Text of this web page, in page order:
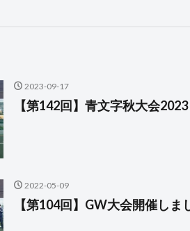
2023-09-17
【第142回】青文字秋大会2023
2022-05-09
【第104回】GW大会開催しま